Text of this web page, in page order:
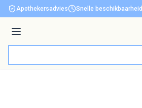
Ga naar de inhoud
Apothekersadvies Snelle beschikbaarheid
Menu